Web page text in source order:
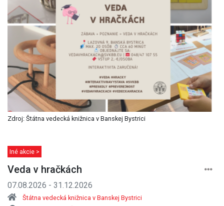
Zdroj: Štátna vedecká knižnica v Banskej Bystrici
Iné akcie >
Veda v hračkách
07.08.2026 - 31.12.2026
Štátna vedecká knižnica v Banskej Bystrici